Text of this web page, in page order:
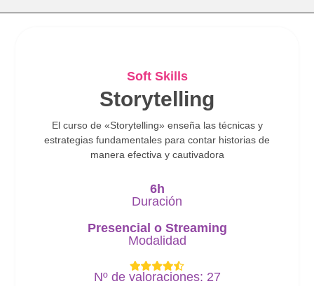
Soft Skills
Storytelling
El curso de «Storytelling» enseña las técnicas y
estrategias fundamentales para contar historias de
manera efectiva y cautivadora
6h
Duración
Presencial o Streaming
Modalidad
Nº de valoraciones: 27